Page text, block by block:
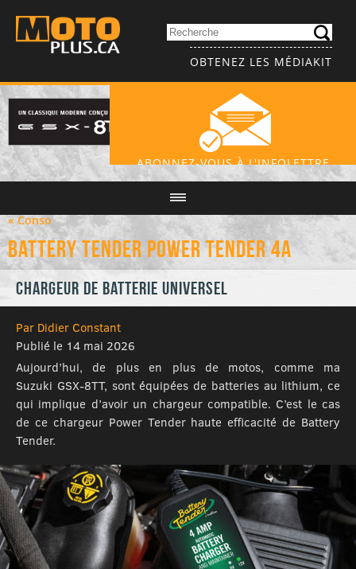
OBTENEZ LES MÉDIAKIT
ABONNEZ-VOUS À L'INFOLETTRE
« Conso
Battery Tender Power Tender 4A
Chargeur de batterie universel
Par Didier Constant
Publié le 14 mai 2026
Aujourd’hui, de plus en plus de motos, comme ma
Suzuki GSX-8TT, sont équipées de batteries au lithium, ce
qui implique d’avoir un chargeur compatible. C’est le cas
de ce chargeur Power Tender haute efficacité de Battery
Tender.